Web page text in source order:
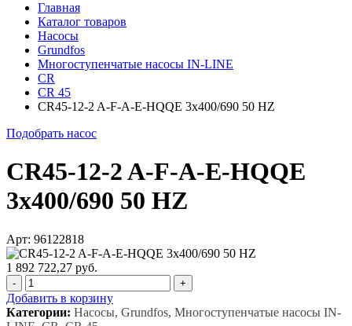
Главная
Каталог товаров
Насосы
Grundfos
Многоступенчатые насосы IN-LINE
CR
CR 45
CR45-12-2 A-F-A-E-HQQE 3x400/690 50 HZ
Подобрать насос
CR45-12-2 A-F-A-E-HQQE
3x400/690 50 HZ
Арт: 96122818
1 892 722,27 руб.
- +
Добавить в корзину
Категории: Насосы, Grundfos, Многоступенчатые насосы IN-